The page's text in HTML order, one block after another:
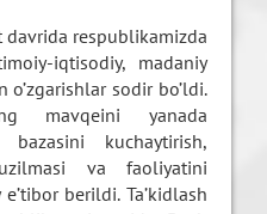
respublikamizda
iqtisodiy, madaniy
o’zgarishlar sodir bo’ldi.
mavqeini yanada
bazasini kuchaytirish,
va faoliyatini
berildi. Ta’kidlash